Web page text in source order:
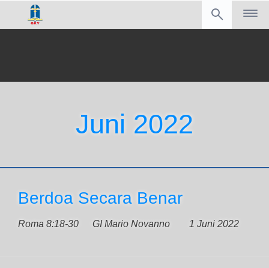
Juni 2022
Berdoa Secara Benar
Roma 8:18-30 1 Juni 2022
GI Mario Novanno